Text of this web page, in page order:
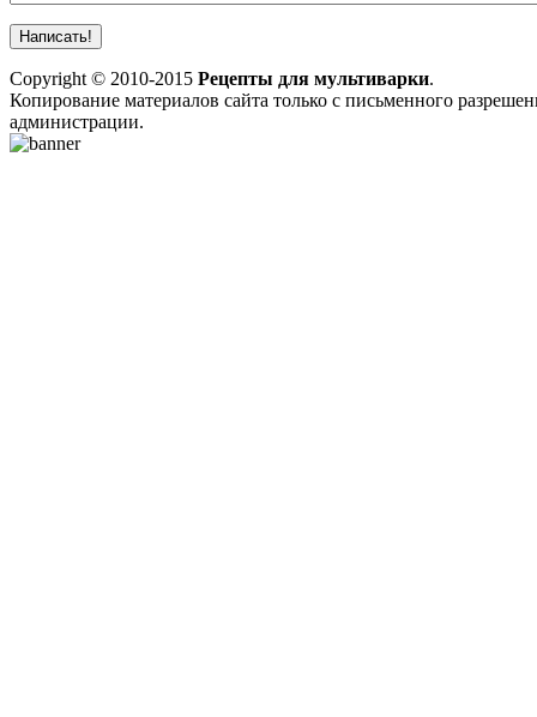
Copyright © 2010-2015 Рецепты для мультиварки.
Копирование материалов сайта только с письменного
администрации.